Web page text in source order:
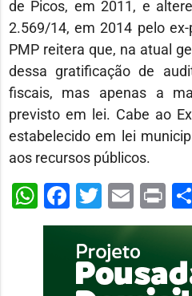
de Picos, em 2011, e
2.569/14, em 2014 pelo
PMP reitera que, na atual
dessa gratificação de
fiscais, mas apenas a
previsto em lei. Cabe ao
estabelecido em lei
aos recursos públicos.
WhatsApp
Facebook
Twitter
Email